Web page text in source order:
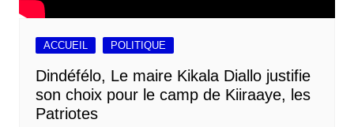
ACCUEIL POLITIQUE
Dindéfélo, Le maire Kikala Diallo justifie
son choix pour le camp de Kiiraaye, les
Patriotes